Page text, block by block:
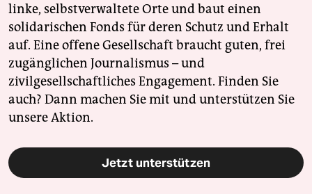
linke, selbstverwaltete Orte und baut einen
solidarischen Fonds für deren Schutz und Erhalt
auf. Eine offene Gesellschaft braucht guten, frei
zugänglichen Journalismus – und
zivilgesellschaftliches Engagement. Finden Sie
auch? Dann machen Sie mit und unterstützen Sie
unsere Aktion.
Jetzt unterstützen